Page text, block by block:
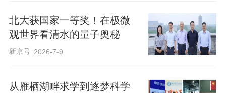
2014年5月4日，习近平总书记考察北京大
北大获国家一等奖！在极微
观世界看清水的量子奥秘
新京号 2026-7-9
从雁栖湖畔求学到逐梦科学